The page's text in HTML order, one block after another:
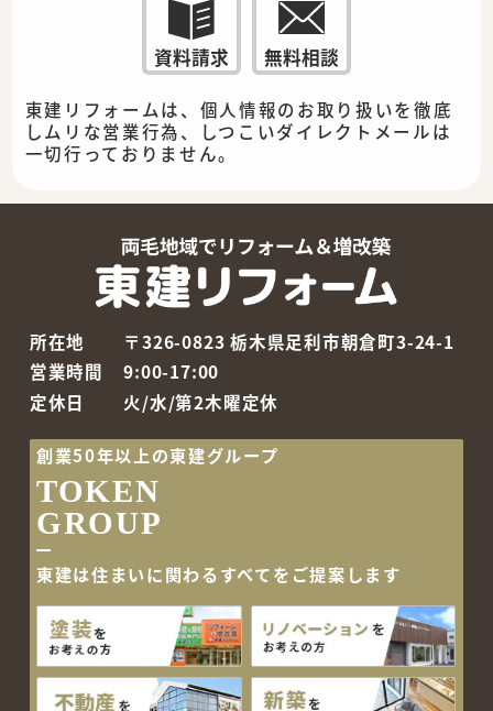
資料請求 無料相談
東建リフォームは、個人情報のお取り扱いを徹底
しムリな営業行為、しつこいダイレクトメールは
一切行っておりません。
所在地
〒326-0823 栃木県足利市朝倉町3-24-1
営業時間
9:00-17:00
定休日
火/水/第2木曜定休
創業50年以上の東建グループ
TOKEN
GROUP
東建は住まいに関わるすべてをご提案します